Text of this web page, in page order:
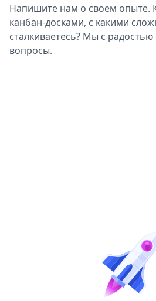
Напишите нам о своем опыте.
канбан-досками, с какими
сталкиваетесь? Мы с
вопросы.